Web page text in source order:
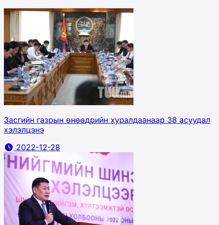
Засгийн газрын өнөөдрийн хуралдаанаар 38 асуудал
хэлэлцэнэ
2022-12-28